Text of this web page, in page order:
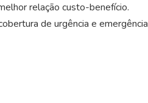
relação custo-benefício.
de urgência e emergência